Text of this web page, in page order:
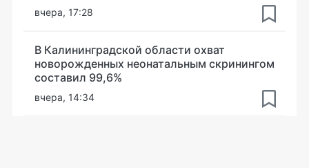
вчера, 17:28
В Калининградской области охват
новорожденных неонатальным скринингом
составил 99,6%
вчера, 14:34